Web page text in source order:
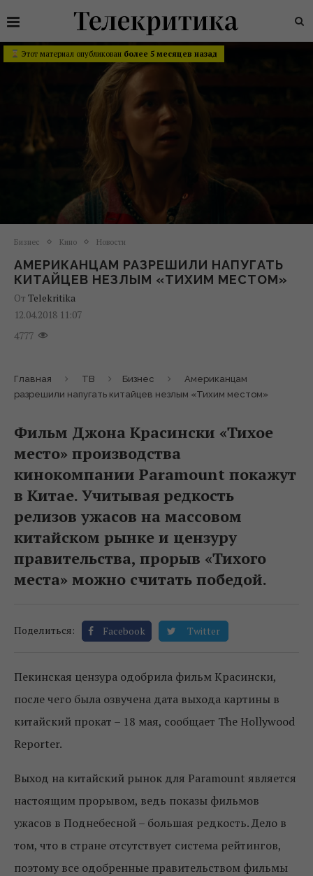
Этот материал опубликован более 5 месяцев назад
Бизнес Кино Новости
АМЕРИКАНЦАМ РАЗРЕШИЛИ НАПУГАТЬ
КИТАЙЦЕВ НЕЗЛЫМ «ТИХИМ МЕСТОМ»
От Telekritika
12.04.2018 11:07
4777
Главная ТВ Бизнес
Американцам
разрешили напугать китайцев незлым «Тихим местом»
Фильм Джона Красински «Тихое
место» производства
кинокомпании Paramount покажут
в Китае. Учитывая редкость
релизов ужасов на массовом
китайском рынке и цензуру
правительства, прорыв «Тихого
места» можно считать победой.
Поделиться: Facebook Twitter
Пекинская цензура одобрила фильм Красински,
после чего была озвучена дата выхода картины в
китайский прокат – 18 мая, сообщает The Hollywood
Reporter.
Выход на китайский рынок для Paramount является
настоящим прорывом, ведь показы фильмов
ужасов в Поднебесной – большая редкость. Дело в
том, что в стране отсутствует система рейтингов,
поэтому все одобренные правительством фильмы